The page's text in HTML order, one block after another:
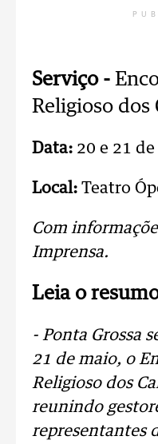
Serviço -
Religioso dos
Data: 20 e 21
Local: Teatro
Com
Imprensa.
Leia o
- Ponta Grossa
21 de maio, o
Religioso dos
reunindo
representantes